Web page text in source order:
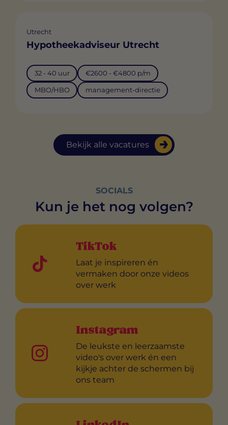
Bekijk alle vacatures
Utrecht
Hypotheekadviseur Utrecht
32 - 40 uur €2600 - €4800 p/m
MBO/HBO management-directie
SOCIALS
Kun je het nog volgen?
TikTok
Laat je inspireren én
vermaken door onze videos
over werk
Instagram
De leukste en leerzaamste
video's over werk én een
kijkje achter de schermen bij
ons team